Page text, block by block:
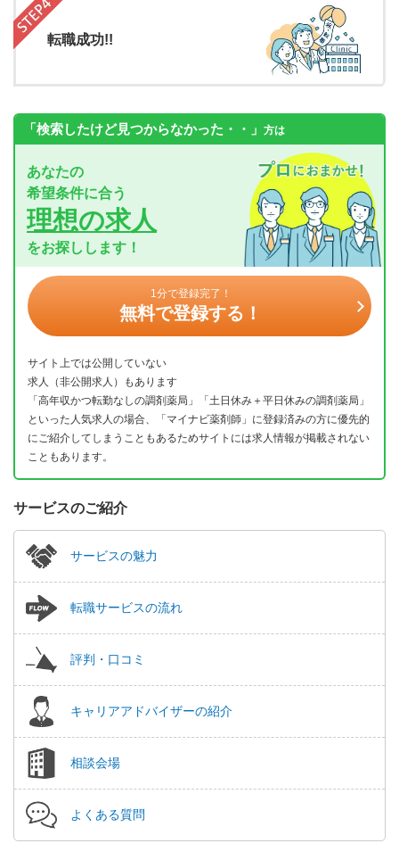
転職成功!!
「検索したけど見つからなかった・・」 方は
あなたの
希望条件に合う
理想の求人
をお探しします！
1分で登録完了！
無料で登録する！
サイト上では公開していない
求人（非公開求人）もあります
「高年収かつ転勤なしの調剤薬局」「土日休み＋平日休みの調剤薬局」
といった人気求人の場合、「マイナビ薬剤師」に登録済みの方に優先的
にご紹介してしまうこともあるためサイトには求人情報が掲載されない
こともあります。
サービスのご紹介
サービスの魅力
転職サービスの流れ
評判・口コミ
キャリアアドバイザーの紹介
相談会場
よくある質問